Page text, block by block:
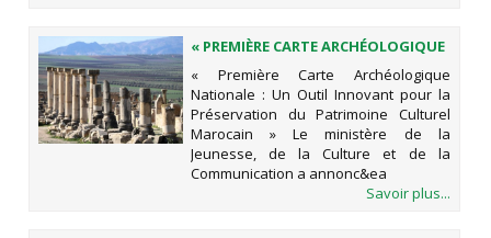
« PREMIÈRE CARTE ARCHÉOLOGIQUE
NATIONALE : UN OUTIL INNOVANT
POUR LA PRÉSERVATION DU
PATRIMOINE CULTUREL MAROCAIN »
« Première Carte Archéologique
Nationale : Un Outil Innovant pour la
Préservation du Patrimoine Culturel
Marocain » Le ministère de la
Jeunesse, de la Culture et de la
Communication a annonc&ea
Savoir plus...